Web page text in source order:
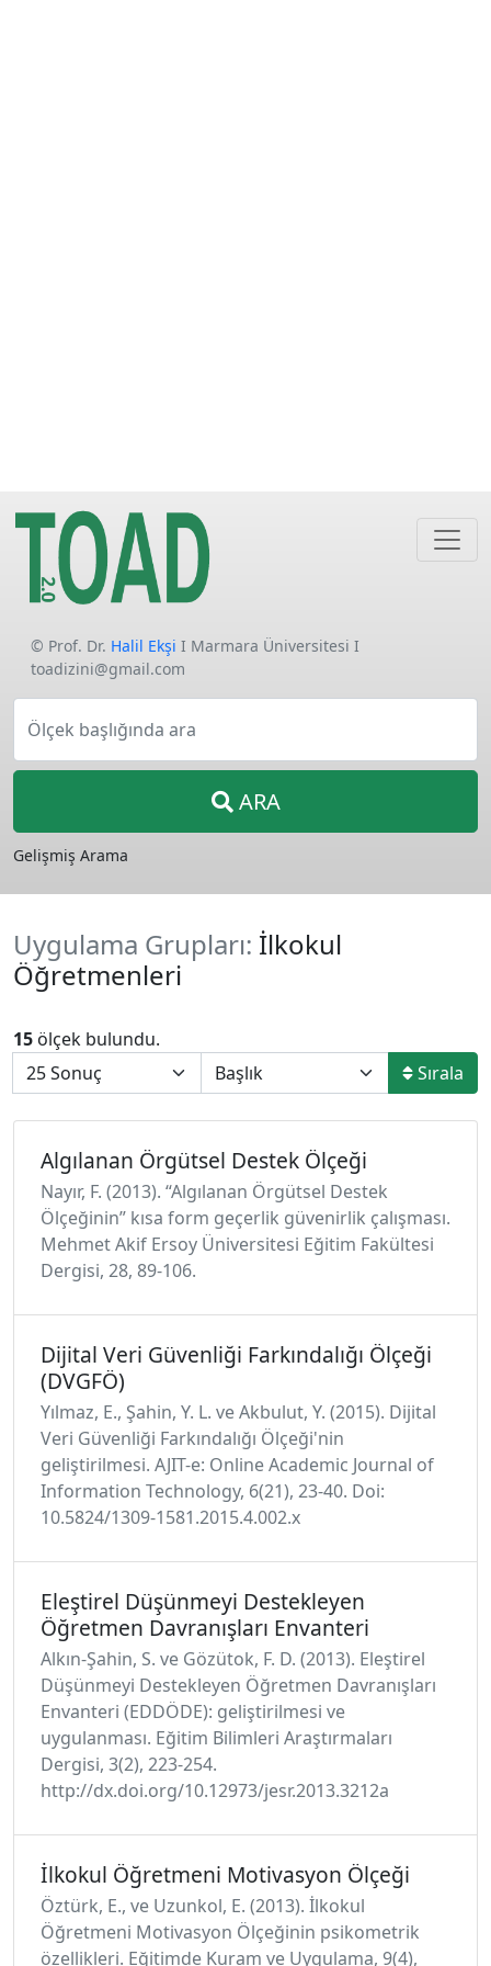
© Prof. Dr. Halil Ekşi I Marmara Üniversitesi I
toadizini@gmail.com
Ölçek başlığında ara
ARA
Gelişmiş Arama
Uygulama Grupları: İlkokul
Öğretmenleri
15 ölçek bulundu.
Sırala
Algılanan Örgütsel Destek Ölçeği
Nayır, F. (2013). “Algılanan Örgütsel Destek
Ölçeğinin” kısa form geçerlik güvenirlik çalışması.
Mehmet Akif Ersoy Üniversitesi Eğitim Fakültesi
Dergisi, 28, 89-106.
Dijital Veri Güvenliği Farkındalığı Ölçeği
(DVGFÖ)
Yılmaz, E., Şahin, Y. L. ve Akbulut, Y. (2015). Dijital
Veri Güvenliği Farkındalığı Ölçeği'nin
geliştirilmesi. AJIT-e: Online Academic Journal of
Information Technology, 6(21), 23-40. Doi:
10.5824/1309‐1581.2015.4.002.x
Eleştirel Düşünmeyi Destekleyen
Öğretmen Davranışları Envanteri
Alkın-Şahin, S. ve Gözütok, F. D. (2013). Eleştirel
Düşünmeyi Destekleyen Öğretmen Davranışları
Envanteri (EDDÖDE): geliştirilmesi ve
uygulanması. Eğitim Bilimleri Araştırmaları
Dergisi, 3(2), 223-254.
http://dx.doi.org/10.12973/jesr.2013.3212a
İlkokul Öğretmeni Motivasyon Ölçeği
Öztürk, E., ve Uzunkol, E. (2013). İlkokul
Öğretmeni Motivasyon Ölçeğinin psikometrik
özellikleri. Eğitimde Kuram ve Uygulama, 9(4),